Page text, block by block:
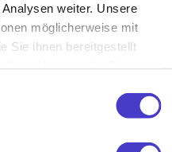
weiter. Unsere
möglicherweise mit
Sie ihnen bereitgestellt